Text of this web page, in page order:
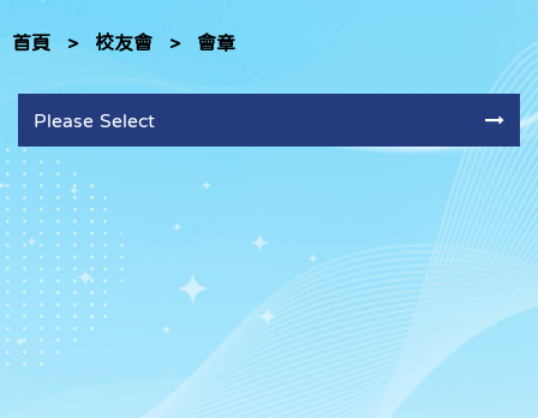
首頁 > 校友會 > 會章
Please Select